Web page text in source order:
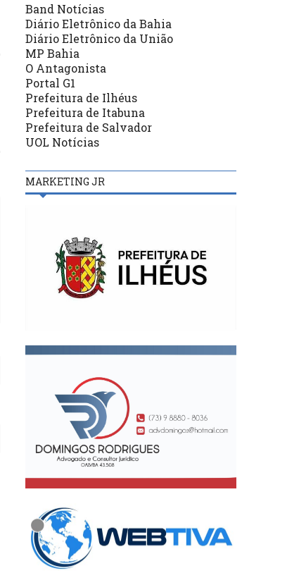
Band Notícias
Diário Eletrônico da Bahia
Diário Eletrônico da União
MP Bahia
O Antagonista
Portal G1
Prefeitura de Ilhéus
Prefeitura de Itabuna
Prefeitura de Salvador
UOL Notícias
MARKETING JR